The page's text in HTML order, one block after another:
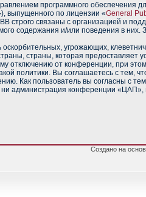
программного обеспечения
выпущенного по лицензии «General
строго связаны с организацией и
содержания и/или поведения в
угрожающих,
страны, которая
отключению от конференции, при
политики. Вы соглашаетесь с тем,
Как пользователь вы согласны с
администрация конференции «ЦАП»,
Создано на